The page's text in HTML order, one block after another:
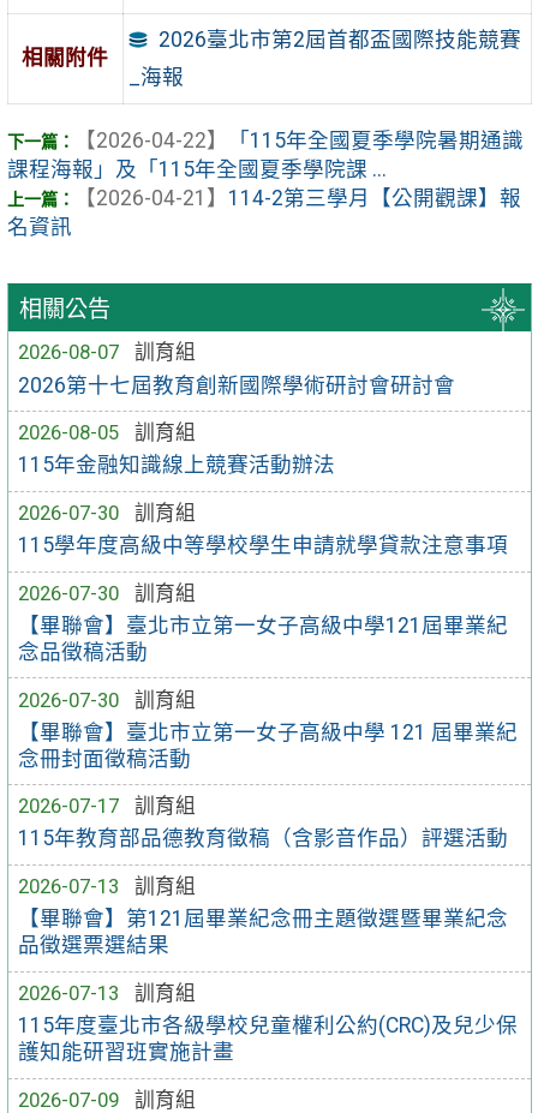
相關公告
2026-08-07
訓育組
2026第十七屆教育創新國際學術研討會研討會
2026-08-05
訓育組
115年金融知識線上競賽活動辦法
2026-07-30
訓育組
115學年度高級中等學校學生申請就學貸款注意事項
2026-07-30
訓育組
【畢聯會】臺北市立第一女子高級中學121屆畢業紀
念品徵稿活動
2026-07-30
訓育組
【畢聯會】臺北市立第一女子高級中學 121 屆畢業紀
念冊封面徵稿活動
2026-07-17
訓育組
115年教育部品德教育徵稿（含影音作品）評選活動
2026-07-13
訓育組
【畢聯會】第121屆畢業紀念冊主題徵選暨畢業紀念
品徵選票選結果
2026-07-13
訓育組
115年度臺北市各級學校兒童權利公約(CRC)及兒少保
護知能研習班實施計畫
2026-07-09
訓育組
相關附件
2026臺北市第2屆首都盃國際技能競賽
_海報
【2026-04-22】
「115年全國夏季學院暑期通識
課程海報」及「115年全國夏季學院課 ...
【2026-04-21】 114-2第三學月【公開觀課】報
名資訊